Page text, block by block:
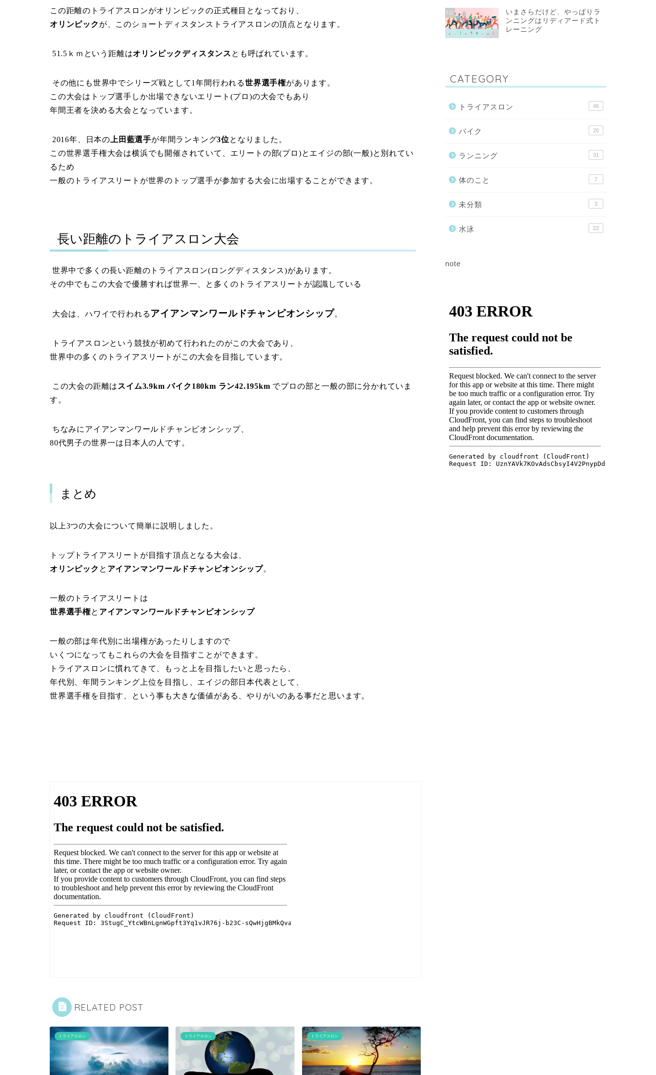
この距離のトライアスロンがオリンピックの正式種目となっており、
オリンピック が、このショートディスタンストライアスロンの頂点となります。
51.5 ｋｍという距離はオリンピックディスタンス とも呼ばれています。
その他にも世界中でシリーズ戦として1年間行われる世界選手権があります。
この大会はトップ選手しか出場できないエリート (プロ)の大会でもあり
年間王者を決める大会となっています。
2016年、日本の 上田藍選手が年間ランキング3位となりました。
この世界選手権大会は横浜でも開催されていて、エリートの部(プロ )と エイジの部(一般)と別れてい
るため
一般のトライアスリートが世界のトップ選手が参加する大会に出場することができます。
長い距離のトライアスロン大会
世界中で多くの長い距離のトライアスロン( ロングディスタンス)があります。
その中でもこの大会で優勝すれば世界一、と多くのトライアスリートが認識している
大会は、ハワイで行われるアイアンマンワールドチャンピオンシップ。
トライアスロンという競技が初めて行われたのがこの大会であり、
世界中の多くのトライアスリートがこの大会を目指しています。
この大会の距離は スイム3.9kmバイク 180km ラン42.195km でプロの部と一般の部に分かれていま
す。
ちなみにアイアンマンワールドチャンピオンシップ、
80代男子の世界一は日本人の人です。
まとめ
以上3つの大会について簡単に説明しました。
トップトライアスリートが目指す頂点となる大会は、
オリンピック と アイアンマンワールドチャンピオンシップ。
一般のトライアスリートは
世界選手権と アイアンマンワールドチャンピオンシップ
一般の部は年代別に出場権があったりしますので
いくつになってもこれらの大会を目指すことができます。
トライアスロンに慣れてきて、もっと上を目指したいと思ったら、
年代別、年間ランキング上位を目指し、エイジの部日本代表として、
世界選手権を 目指す、という事も大きな価値がある、やりがいのある事だと思います。
RELATED POST
トライアスロン トライアスロン トライアスロン
10
いまさらだけど、やっぱりラ
ンニングはリディアード式ト
レーニング
CATEGORY
トライアスロン 46
バイク 20
ランニング 31
体のこと 7
未分類 3
水泳 22
note